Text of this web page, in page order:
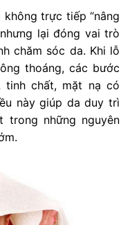
trực tiếp “nâng
lại đóng vai trò
chăm sóc da. Khi lỗ
thoáng, các bước
tinh chất, mặt nạ có
này giúp da duy trì
trong những nguyên